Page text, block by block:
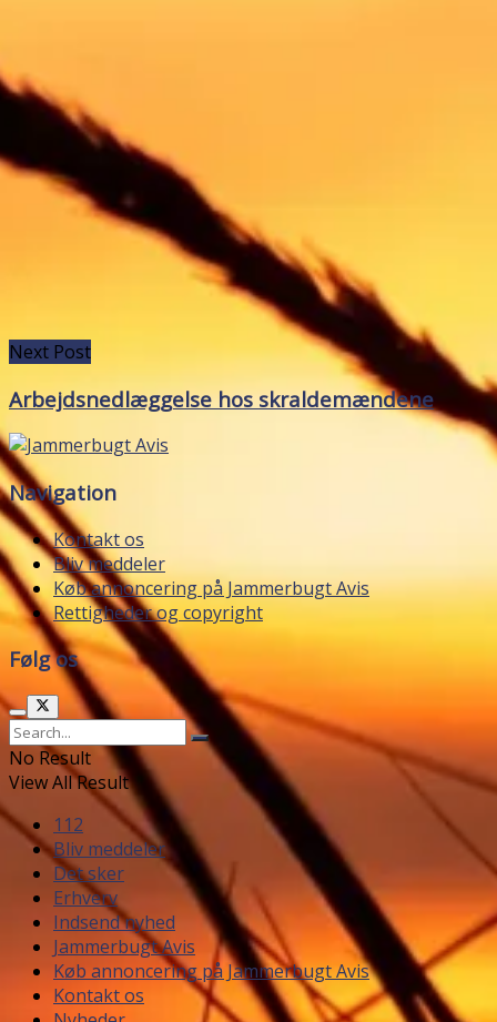
Next Post
Arbejdsnedlæggelse hos skraldemændene
Navigation
Kontakt os
Bliv meddeler
Køb annoncering på Jammerbugt Avis
Rettigheder og copyright
Følg os
No Result
View All Result
112
Bliv meddeler
Det sker
Erhverv
Indsend nyhed
Jammerbugt Avis
Køb annoncering på Jammerbugt Avis
Kontakt os